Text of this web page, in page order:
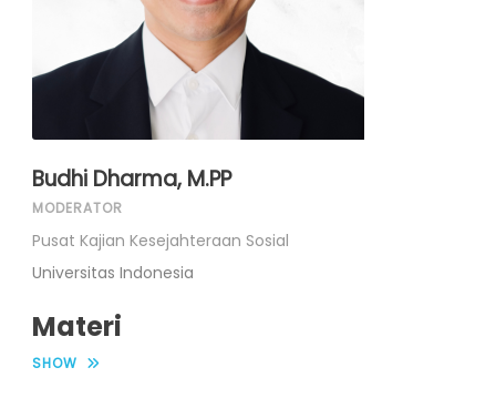
Budhi Dharma, M.PP
MODERATOR
Pusat Kajian Kesejahteraan Sosial
Universitas Indonesia
Materi
SHOW